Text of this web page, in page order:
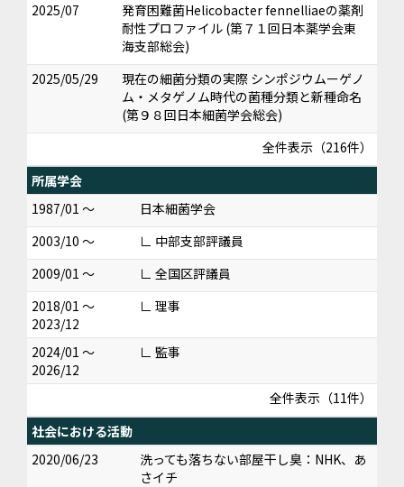
2025/07
発育困難菌Helicobacter fennelliaeの薬剤
耐性プロファイル (第７１回日本薬学会東
海支部総会)
2025/05/29
現在の細菌分類の実際 シンポジウムーゲノ
ム・メタゲノム時代の菌種分類と新種命名
(第９８回日本細菌学会総会)
全件表示（216件）
所属学会
1987/01 ～
日本細菌学会
2003/10 ～
∟ 中部支部評議員
2009/01 ～
∟ 全国区評議員
2018/01 ～
2023/12
∟ 理事
2024/01 ～
2026/12
∟ 監事
全件表示（11件）
社会における活動
2020/06/23
洗っても落ちない部屋干し臭：NHK、あ
さイチ